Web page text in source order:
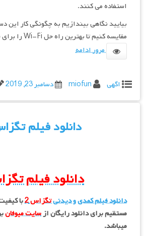
استفاده می کنند.
بیایید نگاهی بیندازیم به چگونگی کار این
مقایسه کنیم تا بهترین راه حل Wi-Fi را برای شما پیدا کنیم.
مرور ادامه
اگهی miofun دسامبر 23, 2019
دانلود فیلم
دانلود فیلم
دانلود فیلم کمدی و دیدنیتگزاس 2
مستقیم برای دانلود رایگان ازسایت میوفان
میباشد.